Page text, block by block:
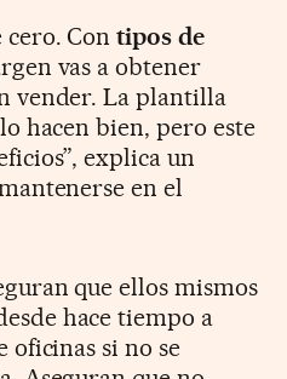
cero. Con tipos de
vas a obtener
vender. La plantilla
hacen bien, pero este
explica un
en el
que ellos mismos
hace tiempo a
oficinas si no se